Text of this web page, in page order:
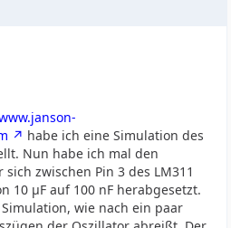
habe ich eine Simulation des
Nun habe ich mal den
zwischen Pin 3 des LM311
10 µF auf 100 nF herabgesetzt.
wie nach ein paar